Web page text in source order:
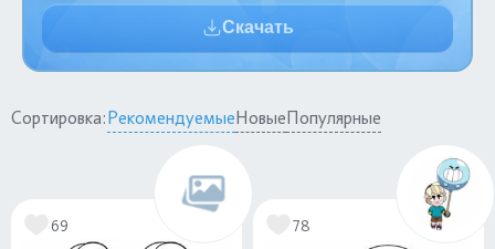
Скачать
Сортировка:РекомендуемыеНовыеПопулярные
69 78